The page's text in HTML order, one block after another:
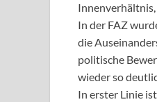
Innenverhältnis,
In der FAZ
die
politische
wieder so
In erster Linie